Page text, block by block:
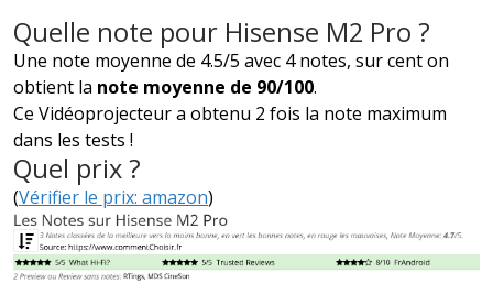
Quelle note pour Hisense M2 Pro ?
Une note moyenne de 4.5/5 avec 4 notes, sur cent on
obtient la note moyenne de 90/100.
Ce Vidéoprojecteur a obtenu 2 fois la note maximum
dans les tests !
Quel prix ?
(Vérifier le prix: amazon)